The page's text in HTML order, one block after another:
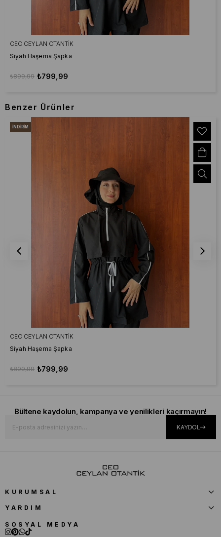
CEO CEYLAN OTANTIK
Siyah Haşema Şapka
₺799,99
₺899,99
Benzer Ürünler
CEO CEYLAN OTANTIK
Siyah Haşema Şapka
₺799,99
₺899,99
İNDIRIM
Bültene kaydolun, kampanya ve yenilikleri kaçırmayın!
KAYDOL
KURUMSAL
YARDIM
SOSYAL MEDYA